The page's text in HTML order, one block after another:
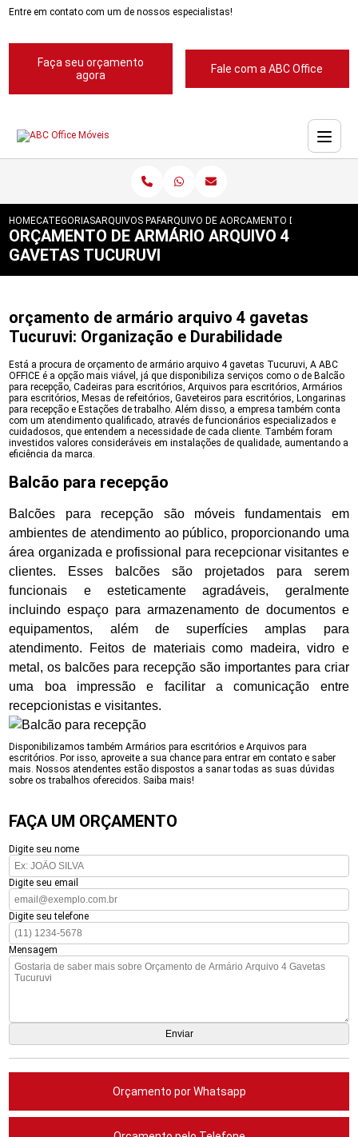
Entre em contato com um de nossos especialistas!
Faça seu orçamento
agora
Fale com a ABC Office
HOMECATEGORIASARQUIVOS PARA ESCRITORIOS
ARQUIVO DE ACO PARA ESCRITORIOS
ORCAMENTO DE ARMARIO
ORÇAMENTO DE ARMÁRIO ARQUIVO 4
GAVETAS TUCURUVI
orçamento de armário arquivo 4 gavetas
Tucuruvi: Organização e Durabilidade
Está a procura de orçamento de armário arquivo 4 gavetas Tucuruvi, A ABC
OFFICE é a opção mais viável, já que disponibiliza serviços como o de Balcão
para recepção, Cadeiras para escritórios, Arquivos para escritórios, Armários
para escritórios, Mesas de refeitórios, Gaveteiros para escritórios, Longarinas
para recepção e Estações de trabalho. Além disso, a empresa também conta
com um atendimento qualificado, através de funcionários especializados e
cuidadosos, que entendem a necessidade de cada cliente. Também foram
investidos valores consideráveis em instalações de qualidade, aumentando a
eficiência da marca.
Balcão para recepção
Balcões para recepção são móveis fundamentais em
ambientes de atendimento ao público, proporcionando uma
área organizada e profissional para recepcionar visitantes e
clientes. Esses balcões são projetados para serem
funcionais e esteticamente agradáveis, geralmente
incluindo espaço para armazenamento de documentos e
equipamentos, além de superfícies amplas para
atendimento. Feitos de materiais como madeira, vidro e
metal, os balcões para recepção são importantes para criar
uma boa impressão e facilitar a comunicação entre
recepcionistas e visitantes.
Disponibilizamos também Armários para escritórios e Arquivos para
escritórios. Por isso, aproveite a sua chance para entrar em contato e saber
mais. Nossos atendentes estão dispostos a sanar todas as suas dúvidas
sobre os trabalhos oferecidos. Saiba mais!
FAÇA UM ORÇAMENTO
Digite seu nome
Digite seu email
Digite seu telefone
Mensagem
Orçamento por Whatsapp